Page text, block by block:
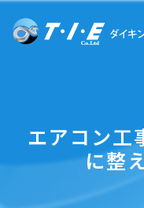
エアコン工
に整